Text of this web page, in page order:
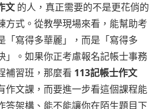
文 的人，真正需要的不是更花俏的
方式。從教學現場來看，能幫助考
「寫得多華麗」，而是「寫得多
」。如果你正考慮報名記帳士事務
補習班，那麼看 113記帳士作文
作文課，而要進一步看這個課程能
答架構、能不能讓你在陌生題目下